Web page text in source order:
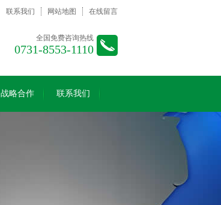
联系我们 网站地图 在线留言
全国免费咨询热线
0731-8553-1110
战略合作 联系我们